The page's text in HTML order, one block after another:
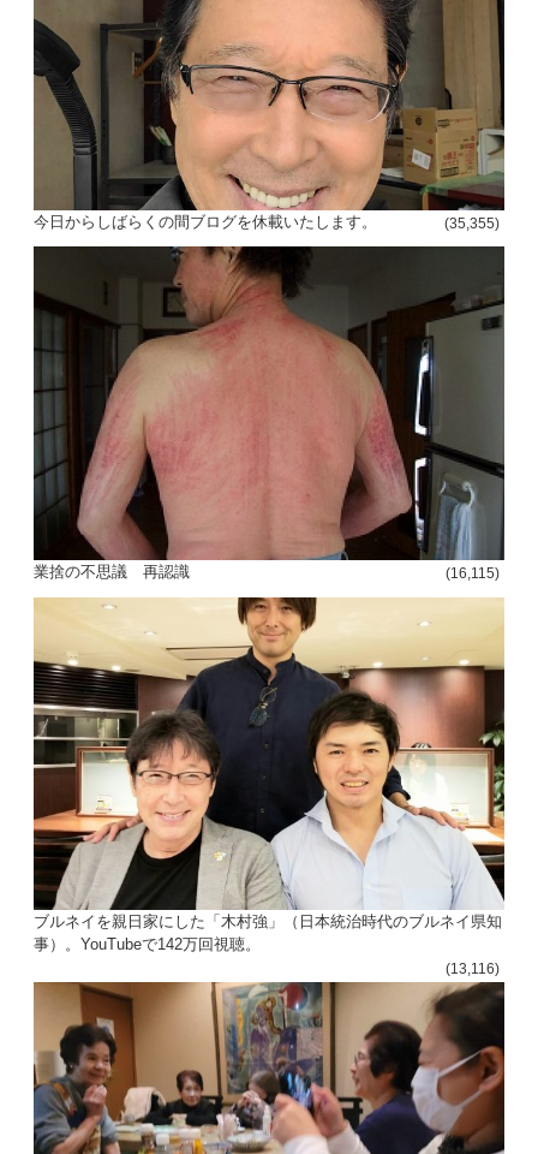
今日からしばらくの間ブログを休載いたします。 (35,355)
業捨の不思議 再認識 (16,115)
ブルネイを親日家にした「木村強」（日本統治時代のブルネイ県知
事）。YouTubeで142万回視聴。
(13,116)